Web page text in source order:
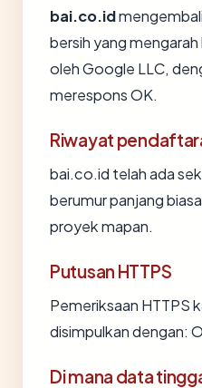
bai.co.id
bersih yang
oleh Google LLC,
merespons OK.
Riwayat
bai.co.id telah ada
berumur panjang
proyek mapan.
Putusan HTTPS
Pemeriksaan HTTPS
disimpulkan dengan:
Di mana data